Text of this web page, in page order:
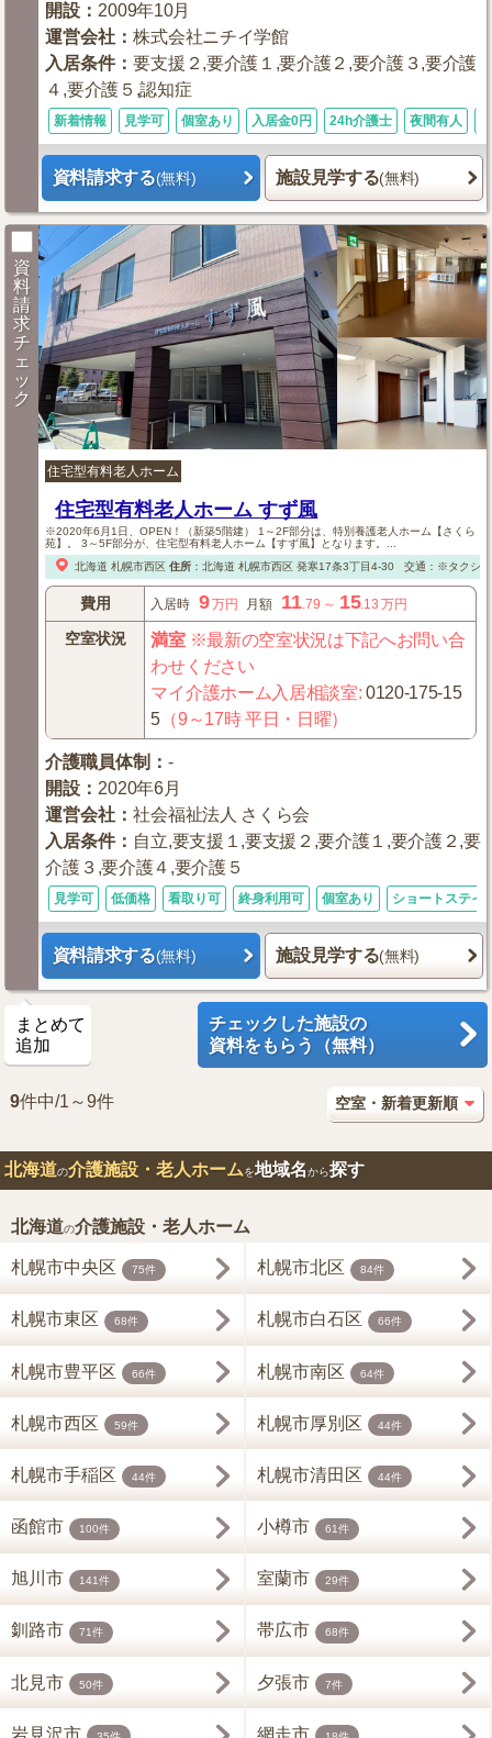
開設 ：2009年10月
運営会社 ：株式会社ニチイ学館
入居条件：要支援２,要介護１,要介護２,要介護３,要介護
４,要介護５,認知症
新着情報 見学可 個室あり 入居金0円 24h介護士 夜間有人
資料請求する(無料) 施設見学する(無料)
資
料
請
求
チ
ェ
ッ
ク
住宅型有料老人ホーム
住宅型有料老人ホーム すず風
※2020年6月1日、OPEN！（新築5階建） 1～2F部分は、特別養護老人ホーム【さくら
苑】。 3～5F部分が、住宅型有料老人ホーム【すず風】となります。...
北海道 札幌市西区 住所： 北海道 札幌市西区発寒17条3丁目4-30 交通：※タクシ
費用 入居時 9万円 月額 11 .79 ～ 15.13 万円
空室状況 満室※最新の空室状況は下記へお問い合
わせください
マイ介護ホーム入居相談室:0120-175-15
5 （9～17時 平日・日曜）
介護職員体制 ：-
開設 ： 2020年6月
運営会社 ：社会福祉法人 さくら会
入居条件： 自立,要支援１,要支援２,要介護１,要介護２,要
介護３,要介護４,要介護５
見学可 低価格 看取り可 終身利用可 個室あり ショートステイ
資料請求する(無料) 施設見学する(無料)
まとめて
追加
チェックした施設の
資料をもらう（無料）
9件中/1～9件
北海道の介護施設・老人ホームを地域名から探す
北海道の介護施設・老人ホーム
札幌市中央区 75件 札幌市北区 84件
札幌市東区 68件 札幌市白石区 66件
札幌市豊平区 66件 札幌市南区 64件
札幌市西区 59件 札幌市厚別区 44件
札幌市手稲区 44件 札幌市清田区 44件
函館市 100件 小樽市 61件
旭川市 141件 室蘭市 29件
釧路市 71件 帯広市 68件
北見市 50件 夕張市 7件
岩見沢市 網走市